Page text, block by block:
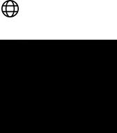
Main
Menu